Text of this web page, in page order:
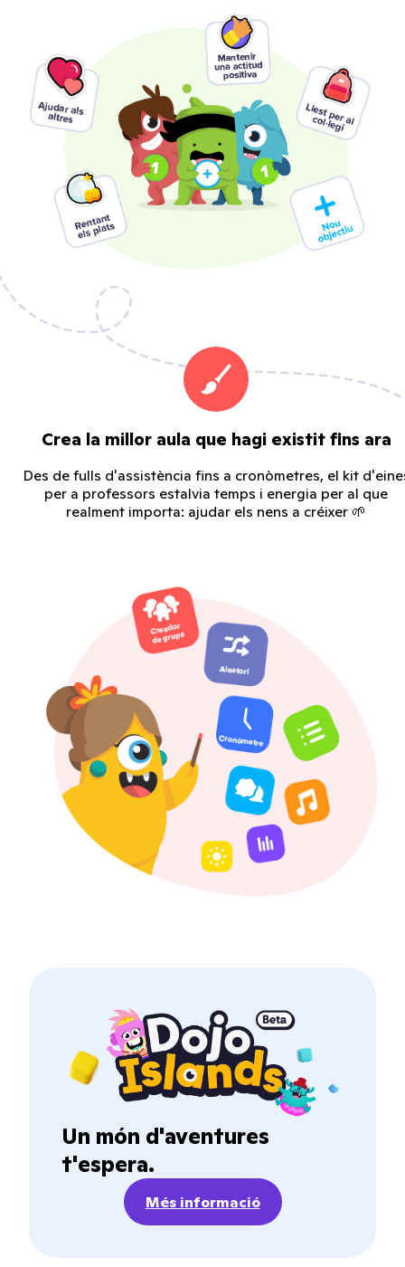
Crea la millor aula que hagi existit fins ara
Des de fulls d'assistència fins a cronòmetres, el kit
per a professors estalvia temps i energia per al que
realment importa: ajudar els nens a créixer 🌱
Un món d'aventures
t'espera.
Més informació